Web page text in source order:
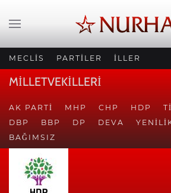
MECLİS PARTİLER İLLER
MİLLETVEKİLLERİ
AK PARTI MHP CHP HDP
DBP
BBP DP DEVA
BAĞIMSIZ